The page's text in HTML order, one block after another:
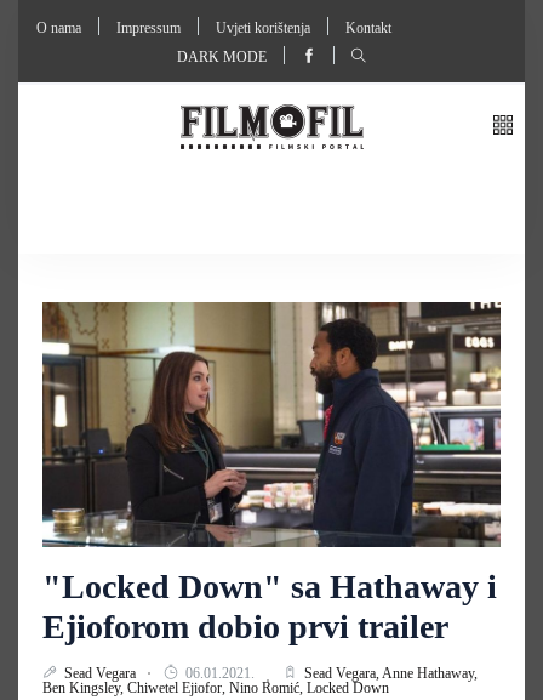
O nama Impressum Uvjeti korištenja
Kontakt
DARK MODE
"Locked Down" sa Hathaway i
Ejioforom dobio prvi trailer
Sead Vegara 06.01.2021. Sead Vegara, Anne Hathaway,
Ben Kingsley, Chiwetel Ejiofor, Nino Romić, Locked Down